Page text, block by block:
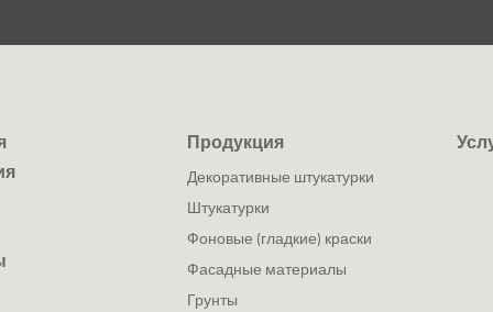
Продукция
декоративные штукатурки
штукатурки
фоновые (гладкие) краски
фасадные материалы
грунты